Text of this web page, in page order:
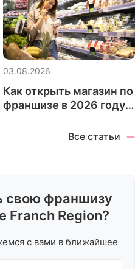
03.08.2026
Как открыть магазин по
франшизе в 2026 году:
запуска проектаВсе статьи
свою франшизу
Franch Region?
с вами в ближайшее